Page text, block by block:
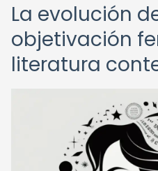
La evolución
objetivación
literatura